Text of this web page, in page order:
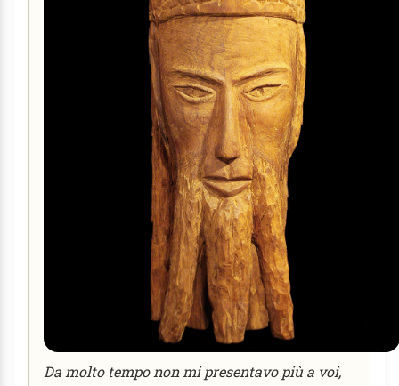
Da molto tempo non mi presentavo più a voi,